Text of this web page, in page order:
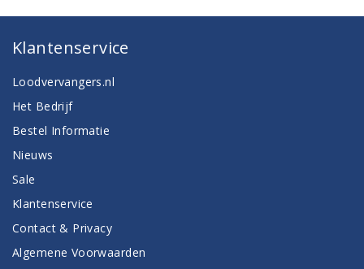
Klantenservice
Loodvervangers.nl
Het Bedrijf
Bestel Informatie
Nieuws
Sale
Klantenservice
Contact & Privacy
Algemene Voorwaarden